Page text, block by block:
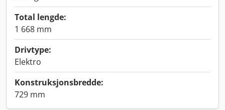
Total lengde:
1 668 mm
Drivtype:
Elektro
Konstruksjonsbredde:
729 mm